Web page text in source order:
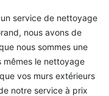
service de nettoyage
nous avons de
nous sommes une
mêmes le nettoyage
vos murs extérieurs
notre service à prix